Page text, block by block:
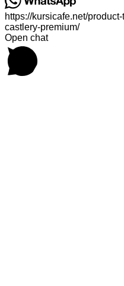
https://kursicafe.net/
castlery-premium/
Open chat